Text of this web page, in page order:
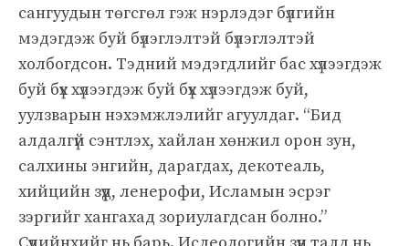
сангуудын төгсгөл гэж нэрлэдэг бүлгийн
мэдэгдэж буй бүлэглэлтэй бүлэглэлтэй
холбогдсон. Тэдний мэдэгдлийг бас хүлээгдэж
буй бүх хүлээгдэж буй бүх хүлээгдэж буй,
уулзварын нэхэмжлэлийг агуулдаг. “Бид
алдалгүй сэнтлэх, хайлан хөнжил орон зун,
салхины энгийн, дарагдах, декотеаль,
хийцийн зүүд, ленерофи, Исламын эсрэг
зэргийг хангахад зориулагдсан болно.”